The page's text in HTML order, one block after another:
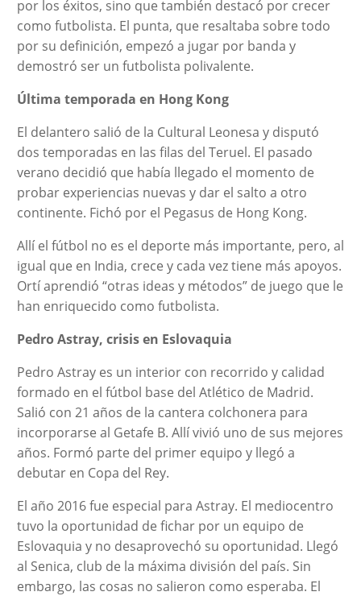
por los éxitos, sino que también destacó por crecer
como futbolista. El punta, que resaltaba sobre todo
por su definición, empezó a jugar por banda y
demostró ser un futbolista polivalente.
Última temporada en Hong Kong
El delantero salió de la Cultural Leonesa y disputó
dos temporadas en las filas del Teruel. El pasado
verano decidió que había llegado el momento de
probar experiencias nuevas y dar el salto a otro
continente. Fichó por el Pegasus de Hong Kong.
Allí el fútbol no es el deporte más importante, pero, al
igual que en India, crece y cada vez tiene más apoyos.
Ortí aprendió “otras ideas y métodos” de juego que le
han enriquecido como futbolista.
Pedro Astray, crisis en Eslovaquia
Pedro Astray es un interior con recorrido y calidad
formado en el fútbol base del Atlético de Madrid.
Salió con 21 años de la cantera colchonera para
incorporarse al Getafe B. Allí vivió uno de sus mejores
años. Formó parte del primer equipo y llegó a
debutar en Copa del Rey.
El año 2016 fue especial para Astray. El mediocentro
tuvo la oportunidad de fichar por un equipo de
Eslovaquia y no desaprovechó su oportunidad. Llegó
al Senica, club de la máxima división del país. Sin
embargo, las cosas no salieron como esperaba. El